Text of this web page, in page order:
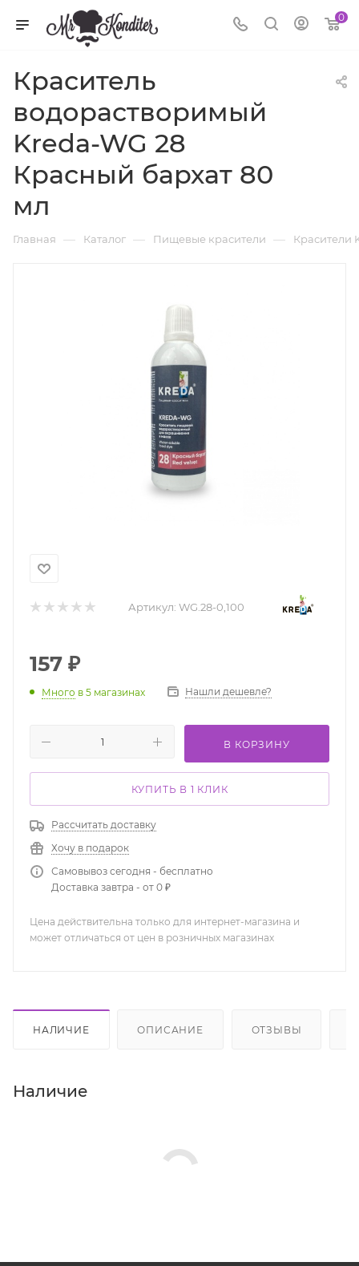
0
Краситель
водорастворимый
Kreda-WG 28
Красный бархат 80
мл
Главная — Каталог — Пищевые красители — Красители
Артикул: WG.28-0,100
157 ₽
Много в 5 магазинах Нашли дешевле?
В КОРЗИНУ
КУПИТЬ В 1 КЛИК
Рассчитать доставку
Хочу в подарок
Самовывоз сегодня - бесплатно
Доставка завтра - от 0 ₽
Цена действительна только для интернет-магазина и
может отличаться от цен в розничных магазинах
НАЛИЧИЕ ОПИСАНИЕ ОТЗЫВЫ
Наличие